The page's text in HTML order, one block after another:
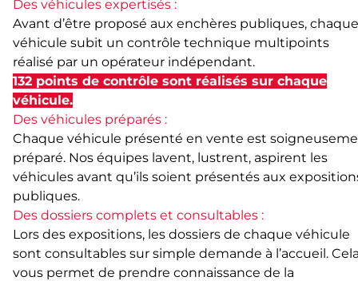
Motos et quads d'occasion
Voitures de luxe d'occasion
Véhicules utilitaires d'occasion
Vente courante hebdo
Bijoux & Mode
Vins & Spiritueux
Spécialités
Usines & industries
Biens incorporels
Divers
Des véhicules expertisés :
Avant d’être proposé aux enchères publiques, chaque
véhicule subit un contrôle technique multipoints
réalisé par un opérateur indépendant.
132 points de contrôle sont réalisés sur chaque
véhicule.
Des véhicules préparés :
Chaque véhicule présenté en vente est
préparé. Nos équipes lavent, lustrent, aspirent les
véhicules avant qu’ils soient présentés aux
publiques.
Des dossiers complets et consultables :
Lors des expositions, les dossiers de chaque véhicule
sont consultables sur simple demande à l’accueil.
vous permet de prendre connaissance de la